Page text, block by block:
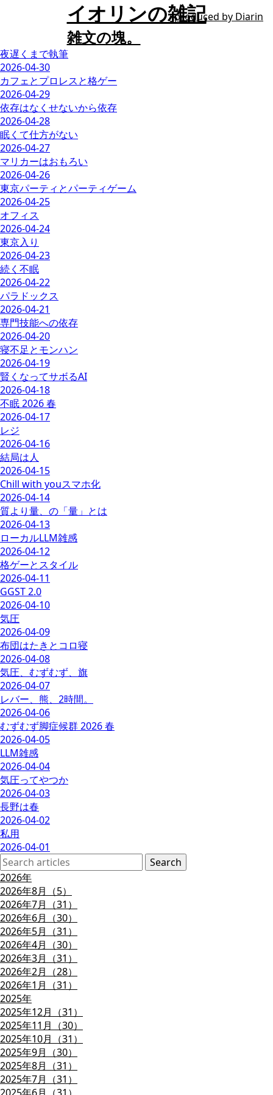
produced by Diarin
イオリンの雑記
雑文の塊。
夜遅くまで執筆
2026-04-30
カフェとプロレスと格ゲー
2026-04-29
依存はなくせないから依存
2026-04-28
眠くて仕方がない
2026-04-27
マリカーはおもろい
2026-04-26
東京パーティとパーティゲーム
2026-04-25
オフィス
2026-04-24
東京入り
2026-04-23
続く不眠
2026-04-22
パラドックス
2026-04-21
専門技能への依存
2026-04-20
寝不足とモンハン
2026-04-19
賢くなってサボるAI
2026-04-18
不眠 2026 春
2026-04-17
レジ
2026-04-16
結局は人
2026-04-15
Chill with youスマホ化
2026-04-14
質より量、の「量」とは
2026-04-13
ローカルLLM雑感
2026-04-12
格ゲーとスタイル
2026-04-11
GGST 2.0
2026-04-10
気圧
2026-04-09
布団はたきとコロ寝
2026-04-08
気圧、むずむず、旗
2026-04-07
レバー、熊、2時間。
2026-04-06
むずむず脚症候群 2026 春
2026-04-05
LLM雑感
2026-04-04
気圧ってやつか
2026-04-03
長野は春
2026-04-02
私用
2026-04-01
2026年
2026年8月（5）
2026年7月（31）
2026年6月（30）
2026年5月（31）
2026年4月（30）
2026年3月（31）
2026年2月（28）
2026年1月（31）
2025年
2025年12月（31）
2025年11月（30）
2025年10月（31）
2025年9月（30）
2025年8月（31）
2025年7月（31）